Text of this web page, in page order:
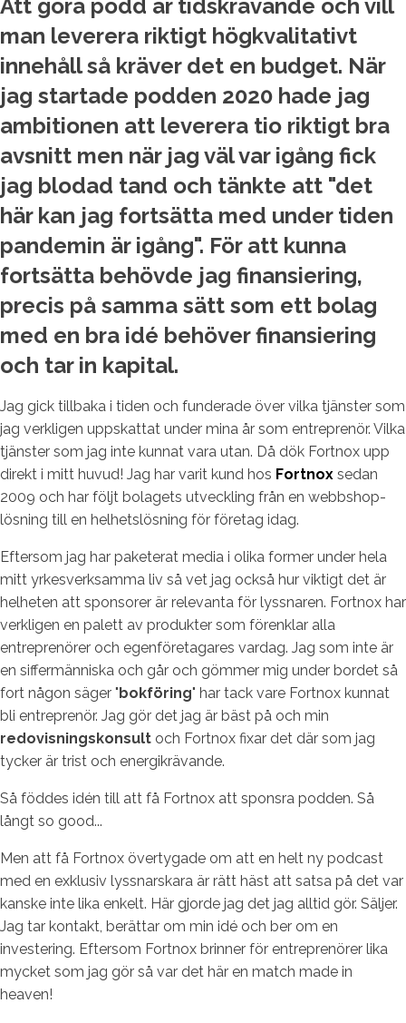
Att göra podd är tidskrävande och vill
man leverera riktigt högkvalitativt
innehåll så kräver det en budget. När
jag startade podden 2020 hade jag
ambitionen att leverera tio riktigt bra
avsnitt men när jag väl var igång fick
jag blodad tand och tänkte att "det
här kan jag fortsätta med under tiden
pandemin är igång". För att kunna
fortsätta behövde jag finansiering,
precis på samma sätt som ett bolag
med en bra idé behöver finansiering
och tar in kapital.
Jag gick tillbaka i tiden och funderade över vilka tjänster som
jag verkligen uppskattat under mina år som entreprenör. Vilka
tjänster som jag inte kunnat vara utan. Då dök Fortnox upp
direkt i mitt huvud! Jag har varit kund hos Fortnox sedan
2009 och har följt bolagets utveckling från en webbshop-
lösning till en helhetslösning för företag idag.
Eftersom jag har paketerat media i olika former under hela
mitt yrkesverksamma liv så vet jag också hur viktigt det är
helheten att sponsorer är relevanta för lyssnaren. Fortnox har
verkligen en palett av produkter som förenklar alla
entreprenörer och egenföretagares vardag. Jag som inte är
en siffermänniska och går och gömmer mig under bordet så
fort någon säger "bokföring" har tack vare Fortnox kunnat
bli entreprenör. Jag gör det jag är bäst på och min
redovisningskonsult och Fortnox fixar det där som jag
tycker är trist och energikrävande.
Så föddes idén till att få Fortnox att sponsra podden. Så
långt so good...
Men att få Fortnox övertygade om att en helt ny podcast
med en exklusiv lyssnarskara är rätt häst att satsa på det var
kanske inte lika enkelt. Här gjorde jag det jag alltid gör. Säljer.
Jag tar kontakt, berättar om min idé och ber om en
investering. Eftersom Fortnox brinner för entreprenörer lika
mycket som jag gör så var det här en match made in
heaven!